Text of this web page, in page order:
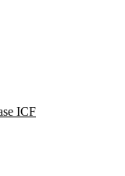
ICF